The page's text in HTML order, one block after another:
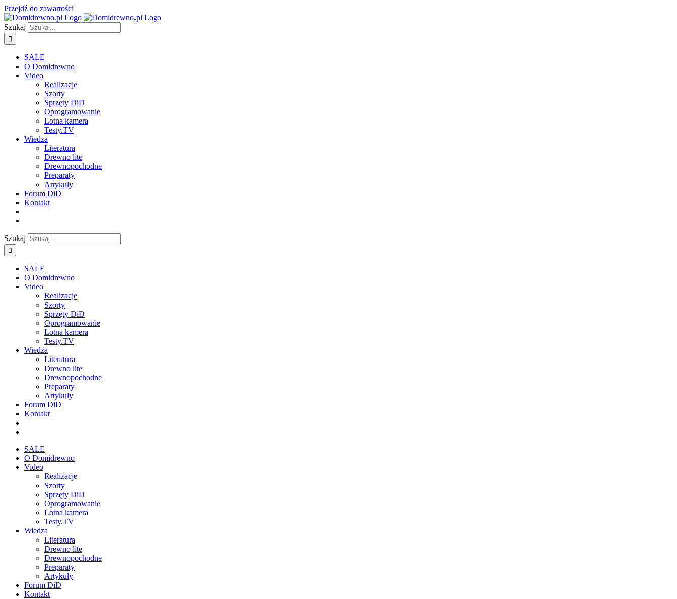
Przejdź do zawartości
Szukaj
SALE
O Domidrewno
Video
Realizacje
Szorty
Sprzęty DiD
Oprogramowanie
Lotna kamera
Testy.TV
Wiedza
Literatura
Drewno lite
Drewnopochodne
Preparaty
Artykuły
Forum DiD
Kontakt
Szukaj
SALE
O Domidrewno
Video
Realizacje
Szorty
Sprzęty DiD
Oprogramowanie
Lotna kamera
Testy.TV
Wiedza
Literatura
Drewno lite
Drewnopochodne
Preparaty
Artykuły
Forum DiD
Kontakt
SALE
O Domidrewno
Video
Realizacje
Szorty
Sprzęty DiD
Oprogramowanie
Lotna kamera
Testy.TV
Wiedza
Literatura
Drewno lite
Drewnopochodne
Preparaty
Artykuły
Forum DiD
Kontakt